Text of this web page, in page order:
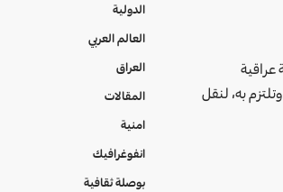
عراقية
به، لنقل
الدولية
العالم العربي
العراق
المقالات
امنية
انفوغرافيك
بوصلة ثقافية